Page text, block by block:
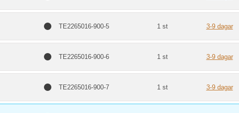
TE2265016-900-5 1 st 3-9 dagar
TE2265016-900-6 1 st 3-9 dagar
TE2265016-900-7 1 st 3-9 dagar